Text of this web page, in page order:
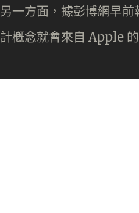
另一方面，據彭博網早
計槪念就會來自 Apple